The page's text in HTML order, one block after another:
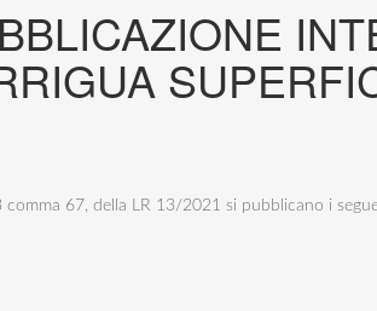
67, della LR 13/2021 si pubblicano i